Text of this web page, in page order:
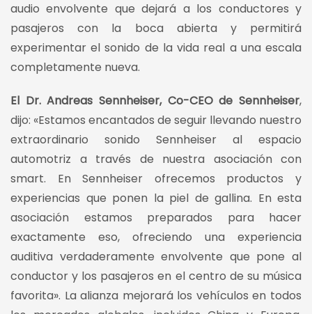
audio envolvente que dejará a los conductores y
pasajeros con la boca abierta y permitirá
experimentar el sonido de la vida real a una escala
completamente nueva.
El Dr. Andreas Sennheiser, Co-CEO de Sennheiser,
dijo: «Estamos encantados de seguir llevando nuestro
extraordinario sonido Sennheiser al espacio
automotriz a través de nuestra asociación con
smart. En Sennheiser ofrecemos productos y
experiencias que ponen la piel de gallina. En esta
asociación estamos preparados para hacer
exactamente eso, ofreciendo una experiencia
auditiva verdaderamente envolvente que pone al
conductor y los pasajeros en el centro de su música
favorita». La alianza mejorará los vehículos en todos